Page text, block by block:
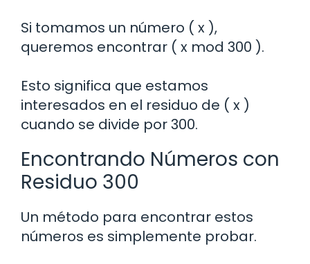
Si tomamos un número ( x ),
queremos encontrar ( x mod 300 ).
Esto significa que estamos
interesados en el residuo de ( x )
cuando se divide por 300.
Encontrando Números con
Residuo 300
Un método para encontrar estos
números es simplemente probar.